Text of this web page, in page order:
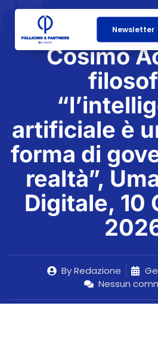
Newsletter
Cosimo
artificiale è
forma di
realtà”,
Digitale, 10
ByRedazione
Nessun